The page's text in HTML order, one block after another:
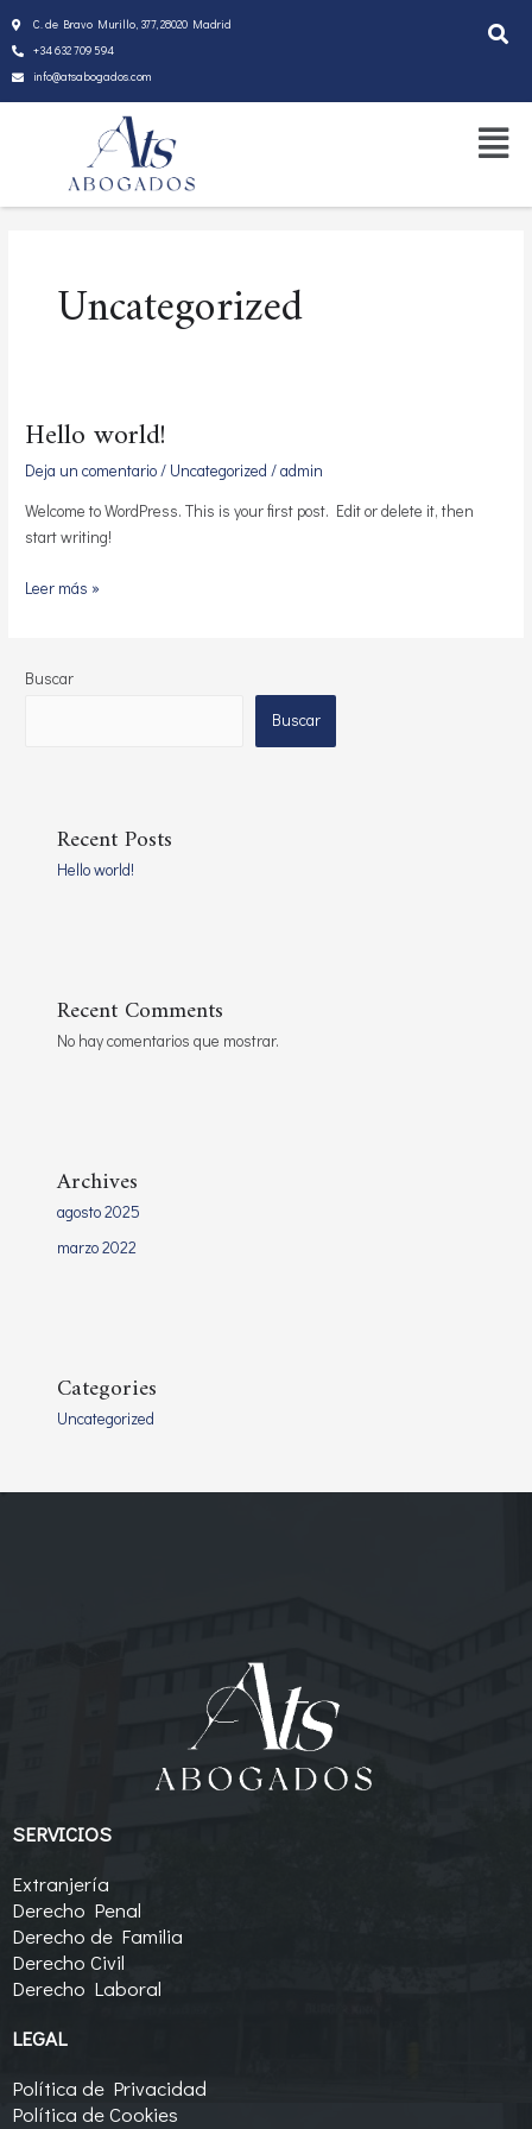
contenido
C. de Bravo Murillo, 377, 28020 Madrid
+34 632 709 594
info@atsabogados.com
Menú
Uncategorized
Hello world!
Deja un comentario/ Uncategorized /admin
Welcome to WordPress. This is your first post. Edit or delete it, then
start writing!
Hello
Leer más »
Buscar
Buscar
Recent Posts
Hello world!
Recent Comments
No hay comentarios que mostrar.
Archives
agosto 2025
marzo 2022
Categories
Uncategorized
SERVICIOS
Extranjería
Derecho Penal
Derecho de Familia
Derecho Civil
Derecho Laboral
LEGAL
Política de Privacidad
Política de Cookies